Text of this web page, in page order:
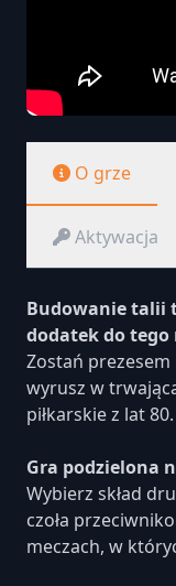
O grze
Aktywacja
Budowanie talii
dodatek do tego
Zostań prezesem
wyrusz w
piłkarskie z lat
Gra podzielona
Wybierz skład
czoła
meczach, w